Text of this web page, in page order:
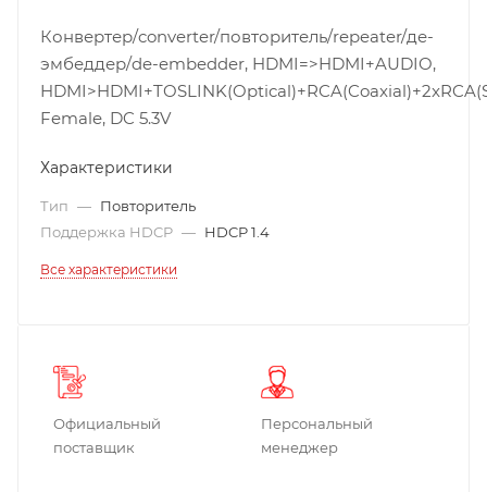
Конвертер/converter/повторитель/repeater/де-
эмбеддер/de-embedder, HDMI=>HDMI+AUDIO,
Female, DC 5.3V
Характеристики
Тип — Повторитель
Поддержка HDCP — HDCP 1.4
Все характеристики
Официальный
поставщик
Персональный
менеджер